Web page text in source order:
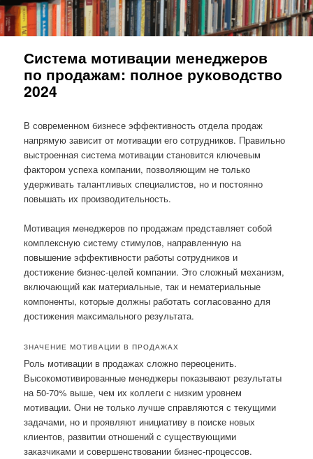
Система мотивации менеджеров
по продажам: полное руководство
2024
В современном бизнесе эффективность отдела продаж
напрямую зависит от мотивации его сотрудников. Правильно
выстроенная система мотивации становится ключевым
фактором успеха компании, позволяющим не только
удерживать талантливых специалистов, но и постоянно
повышать их производительность.
Мотивация менеджеров по продажам представляет собой
комплексную систему стимулов, направленную на
повышение эффективности работы сотрудников и
достижение бизнес-целей компании. Это сложный механизм,
включающий как материальные, так и нематериальные
компоненты, которые должны работать согласованно для
достижения максимального результата.
ЗНАЧЕНИЕ МОТИВАЦИИ В ПРОДАЖАХ
Роль мотивации в продажах сложно переоценить.
Высокомотивированные менеджеры показывают результаты
на 50-70% выше, чем их коллеги с низким уровнем
мотивации. Они не только лучше справляются с текущими
задачами, но и проявляют инициативу в поиске новых
клиентов, развитии отношений с существующими
заказчиками и совершенствовании бизнес-процессов.